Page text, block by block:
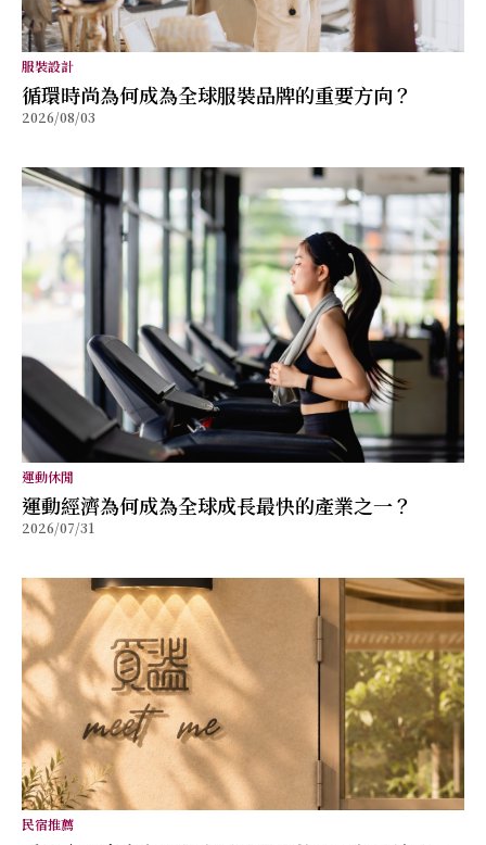
服裝設計
循環時尚為何成為全球服裝品牌的重要方向？
2026/08/03
運動休閒
運動經濟為何成為全球成長最快的產業之一？
2026/07/31
民宿推薦